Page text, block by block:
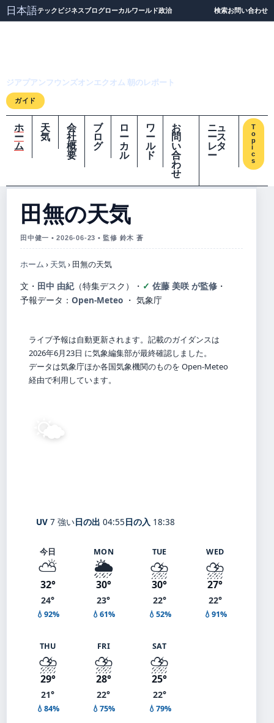
日本語テック ビジネスブログローカルワールド政治 検索お問い合わせ
ジアプアンフウンズオンエクオム 朝のレポート
ガイド
ホ
ー
ム
天
気
会
社
概
要
ブ
ロ
グ
ロ
ー
カ
ル
ワ
ー
ル
ド
お
問
い
合
わ
せ
ニュ
ース
レタ
ー
T
o
p
i
c
s
田無の天気
田中健一 • 2026-06-23 • 監修 鈴木 蒼
ホーム › 天気› 田無の天気
文・ 田中 由紀（特集デスク） ・ 佐藤 美咲 が監修 ・
予報データ： Open-Meteo ・ 気象庁
ライブ予報は自動更新されます。記載のガイダンスは
2026年6月23日 に気象編集部が最終確認しました。
データは気象庁ほか各国気象機関のものを Open-Meteo
経由で利用しています。
🌤️
UV 7 強い日の出 04:55日の入 18:38
今日
⛅
32°
24°
💧92%
MON
🌦️
30°
23°
💧61%
TUE
⛈️
30°
22°
💧52%
WED
⛈️
27°
22°
💧91%
THU
⛈️
29°
21°
💧84%
FRI
⛈️
28°
22°
💧75%
SAT
⛈️
25°
22°
💧79%